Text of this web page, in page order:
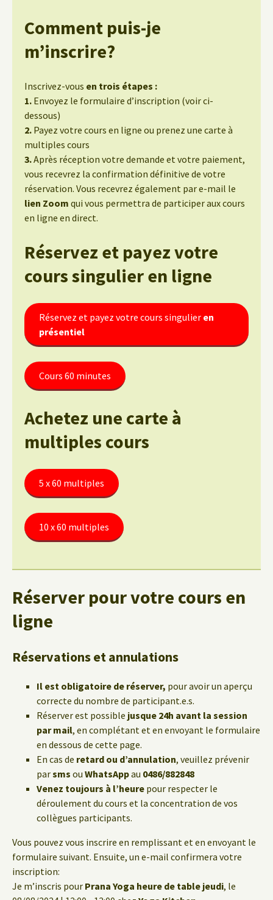
Comment puis-je
m’inscrire?
Inscrivez-vous en trois étapes :
1. Envoyez le formulaire d’inscription (voir ci-
dessous)
2. Payez votre cours en ligne ou prenez une carte à
multiples cours
3.Après réception votre demande et votre paiement,
vous recevrez la confirmation définitive de votre
réservation. Vous recevrez également par e-mail le
lien Zoom qui vous permettra de participer aux cours
en ligne en direct.
Réservez et payez votre
cours singulieren ligne
Réservez et payez votre cours singulier en
présentiel
Cours 60 minutes
Achetez une carte à
multiples cours
5 x 60 multiples
10 x 60 multiples
Réserver pour votre cours en
ligne
Réservations et annulations
Il est obligatoire de réserver, pour avoir un aperçu
correcte du nombre de participant.e.s.
Réserver est possible jusque 24h avant la session
par mail, en complétant et en envoyant le formulaire
en dessous de cette page.
En cas de retard ou d’annulation, veuillez prévenir
parsms ou WhatsAppau 0486/882848
Venez toujours à l’heure pour respecter le
déroulement du cours et la concentration de vos
collègues participants.
Vous pouvez vous inscrire en remplissant et en envoyant le
formulaire suivant. Ensuite, un e-mail confirmera votre
inscription:
Je m’inscris pour Prana Yoga heure de table jeudi, le